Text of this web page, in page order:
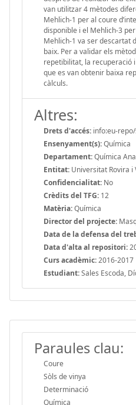
van utilitzar 4 mètodes
Mehlich-1 per al coure
disponible i el Mehlich-3
Mehlich-1 va ser descartat
baix. Per a validar els
repetibilitat, la recuperació
que es van obtenir baixa
càlculs.
Altres:
Drets d'accés: info:eu-
Ensenyament(s):Química
Departament:Química
Entitat: Universitat Rovira i
Confidencialitat: No
Crèdits del TFG: 12
Matèria:Química
Director del projecte:
Data de la defensa del
Data d'alta al repositori:
Curs acadèmic:2016-2017
Estudiant:Sales Escoda,
Paraules clau:
Coure
Sòls de vinya
Determinació
Química